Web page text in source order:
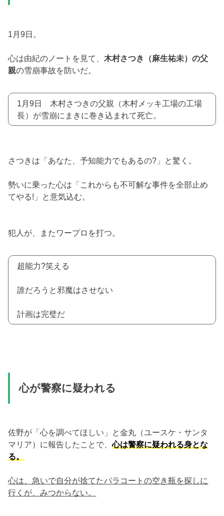
1月9日。
心は由紀のノートを見て、木村さつき（麻生祐未）の父
親の雪崩事故を防いだ。
1月9日 木村さつきの父親（木村メッキ工場の工場
長）が雪崩にまきに巻き込まれて死亡。
さつきは「あなた、予知能力でもあるの?」と驚く。
勢いに乗った心は「これからも不可解な事件を全部止め
てやる!」と意気込む。
犯人が、またワープロを打つ。
超能力?笑える
誰だろうと邪魔はさせない
計画は完璧だ
心が警察に疑われる
佐野が「心を調べてほしい」と金丸（ユースケ・サンタ
マリア）に報告したことで、心は警察に疑われる身とな
る。
心は、急いで自分が捨てたパラコートの空き瓶を探しに
行くが、みつからない。